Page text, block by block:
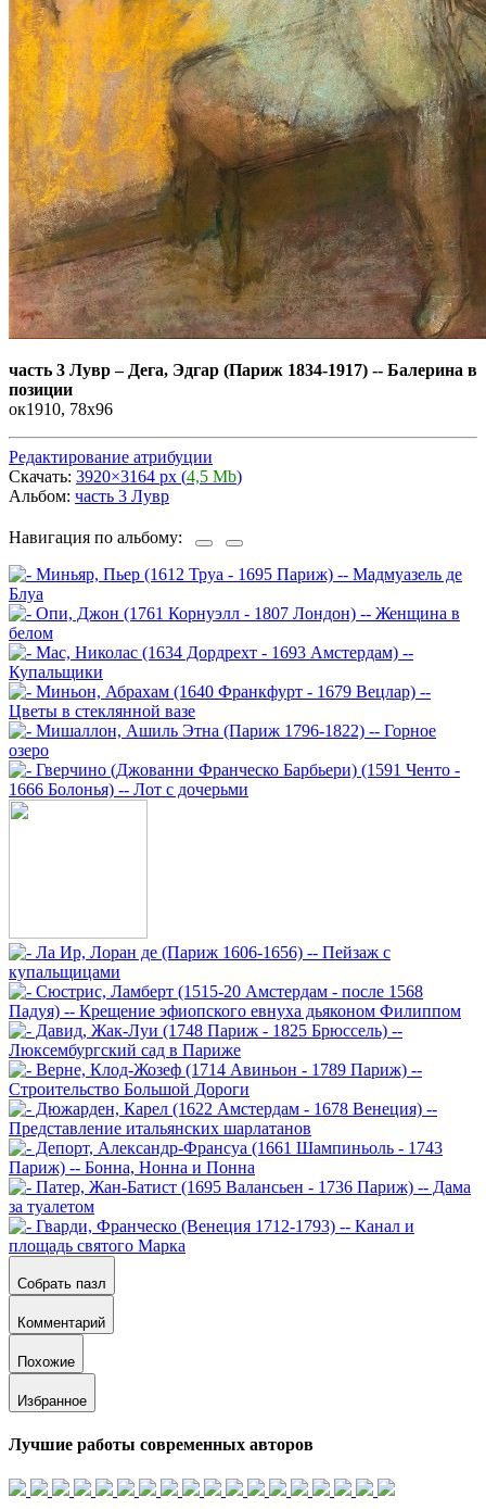
часть 3 Лувр– Дега, Эдгар (Париж 1834-1917) -- Балерина в
позиции
ок1910, 78х96
Редактирование атрибуции
Скачать: 3920×3164 px (4,5 Mb)
Альбом: часть 3 Лувр
Навигация по альбому:
Собрать пазл
Комментарий
Похожие
Избранное
Лучшие работы современных авторов